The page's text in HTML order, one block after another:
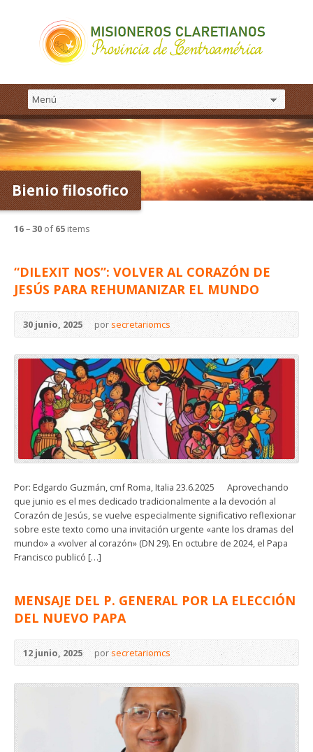
Bienio filosofico
16–30 of65 items
“DILEXIT NOS”: VOLVER AL CORAZÓN DE
JESÚS PARA REHUMANIZAR EL MUNDO
30 junio, 2025 porsecretariomcs
Por: Edgardo Guzmán, cmf Roma, Italia 23.6.2025 Aprovechando
que junio es el mes dedicado tradicionalmente a la devoción al
Corazón de Jesús, se vuelve especialmente significativo reflexionar
sobre este texto como una invitación urgente «ante los dramas del
mundo» a «volver al corazón» (DN 29). En octubre de 2024, el Papa
Francisco publicó […]
MENSAJE DEL P. GENERAL POR LA ELECCIÓN
DEL NUEVO PAPA
12 junio, 2025 porsecretariomcs